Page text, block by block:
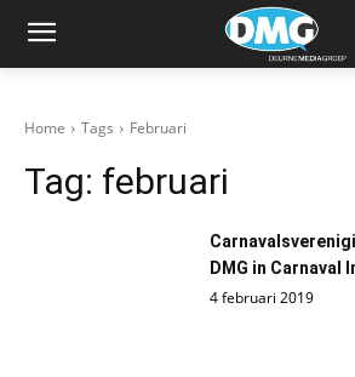
Home Tags Februari
Tag: februari
DMG in Carnaval
4 februari 2019